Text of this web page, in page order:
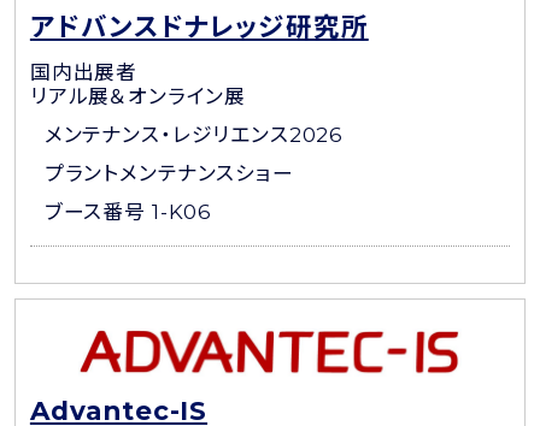
アドバンスドナレッジ研究所
国内出展者
リアル展＆オンライン展
メンテナンス・レジリエンス2026
プラントメンテナンスショー
ブース番号 1-K06
Advantec-IS